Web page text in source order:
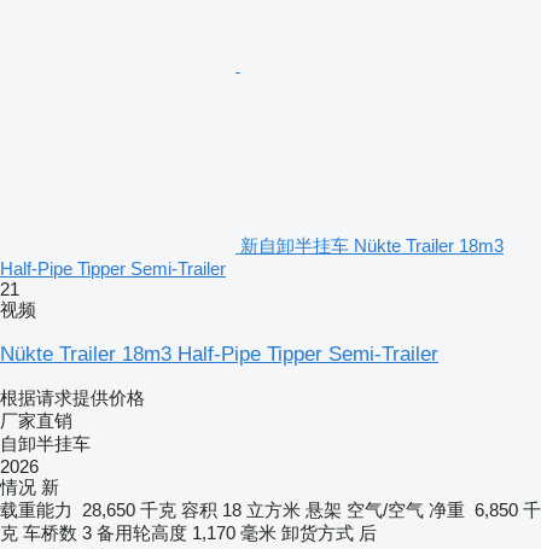
新自卸半挂车 Nükte Trailer 18m3
Half-Pipe Tipper Semi-Trailer
21
视频
Nükte Trailer 18m3 Half-Pipe Tipper Semi-Trailer
根据请求提供价格
厂家直销
自卸半挂车
2026
情况 新
载重能力
28,650 千克 容积 18 立方米 悬架 空气/空气 净重 6,850 千
克 车桥数 3 备用轮高度 1,170 毫米 卸货方式 后